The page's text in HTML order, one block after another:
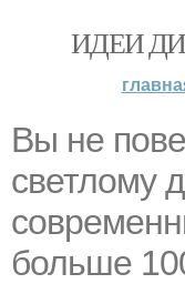
ИДЕИ
Вы не
светлому
больше